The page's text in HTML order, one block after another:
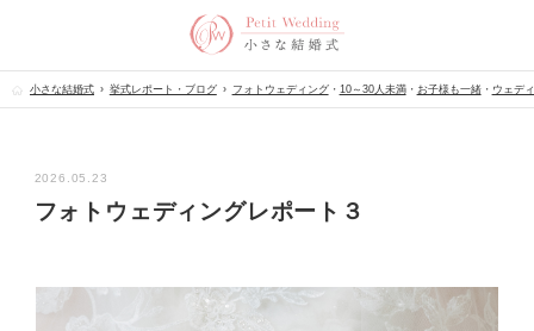
小さな結婚式 挙式レポート・ブログ フォトウェディング・ 10～30人未満・ お子様も一緒・ ウェデ
2026.05.23
フォトウェディングレポート３